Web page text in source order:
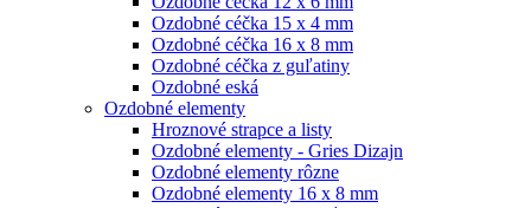
Ozdobné céčka 15 x 4 mm
Ozdobné céčka 16 x 8 mm
Ozdobné céčka z guľatiny
Ozdobné eská
Ozdobné elementy
Hroznové strapce a listy
Ozdobné elementy - Gries Dizajn
Ozdobné elementy rôzne
Ozdobné elementy 16 x 8 mm